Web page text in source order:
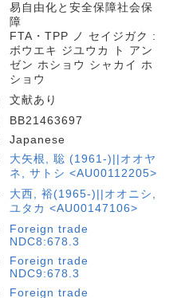
易自由化と安全保障社会保
障
FTA・TPP ノ セイジガク :
ボウエキ ジユウカ ト アン
ゼン ホショウ シャカイ ホ
ショウ
文献あり
BB21463697
Japanese
大矢根, 聡 (1961-)||オオヤ
ネ, サトシ <AU00112205>
大西, 裕(1965-)||オオニシ,
ユタカ <AU00147106>
Foreign trade
NDC8:678.3
Foreign trade
NDC9:678.3
Foreign trade